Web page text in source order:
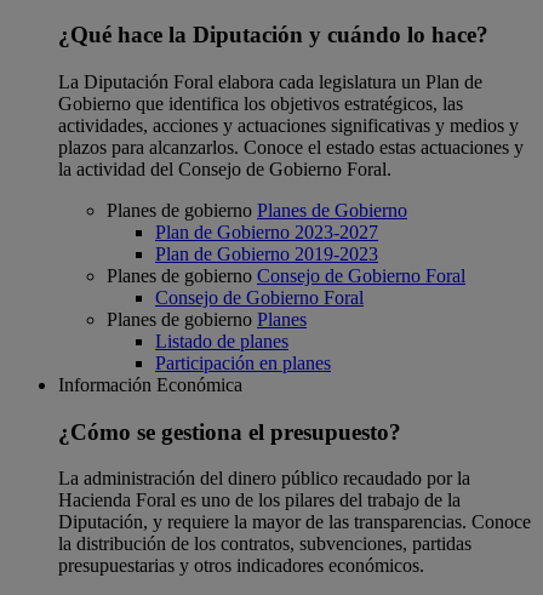
¿Qué hace la Diputación y cuándo lo hace?
La Diputación Foral elabora cada legislatura un Plan de
Gobierno que identifica los objetivos estratégicos, las
actividades, acciones y actuaciones significativas y medios y
plazos para alcanzarlos. Conoce el estado estas actuaciones y
la actividad del Consejo de Gobierno Foral.
Planes de gobierno Planes de Gobierno
Plan de Gobierno 2023-2027
Plan de Gobierno 2019-2023
Planes de gobierno Consejo de Gobierno Foral
Consejo de Gobierno Foral
Planes de gobierno Planes
Listado de planes
Participación en planes
Información Económica
¿Cómo se gestiona el presupuesto?
La administración del dinero público recaudado por la
Hacienda Foral es uno de los pilares del trabajo de la
Diputación, y requiere la mayor de las transparencias. Conoce
la distribución de los contratos, subvenciones, partidas
presupuestarias y otros indicadores económicos.